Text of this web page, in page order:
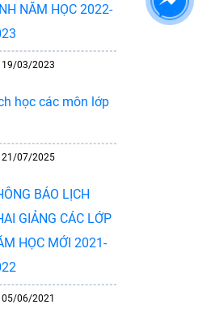
NĂM HỌC 2022-
19/03/2023
học các môn lớp
21/07/2025
BÁO LỊCH
GIẢNG CÁC LỚP
HỌC MỚI 2021-
05/06/2021